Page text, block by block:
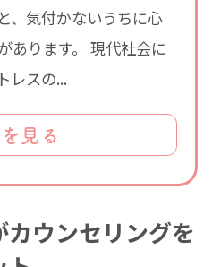
、気付かないうちに心
あります。 現代社会に
レスの...
見る
ウンセリングを